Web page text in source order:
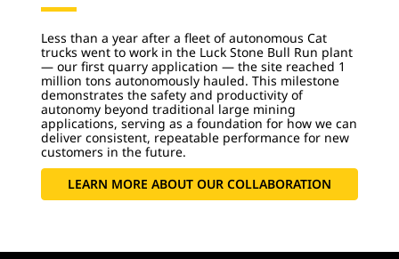
Less than a year after a fleet of autonomous Cat
trucks went to work in the Luck Stone Bull Run plant
— our first quarry application — the site reached 1
million tons autonomously hauled. This milestone
demonstrates the safety and productivity of
autonomy beyond traditional large mining
applications, serving as a foundation for how we can
deliver consistent, repeatable performance for new
customers in the future.
LEARN MORE ABOUT OUR COLLABORATION